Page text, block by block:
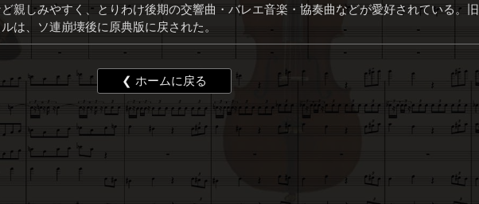
親しみやすく、とりわけ後期の交響曲・バレエ音楽・協奏曲などが愛好されている。旧
は、ソ連崩壊後に原典版に戻された。
❮ ホームに戻る